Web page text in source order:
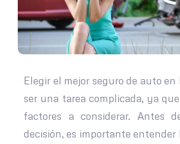
Elegir el mejor seguro de auto en
ser una tarea complicada, ya
factores a considerar. Antes
decisión, es importante entender